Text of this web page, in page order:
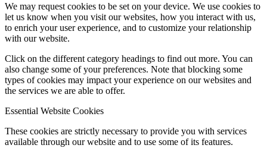
We may request cookies to be set on your device. We use cookies to
let us know when you visit our websites, how you interact with us,
to enrich your user experience, and to customize your relationship
with our website.
Click on the different category headings to find out more. You can
also change some of your preferences. Note that blocking some
types of cookies may impact your experience on our websites and
the services we are able to offer.
Essential Website Cookies
These cookies are strictly necessary to provide you with services
available through our website and to use some of its features.